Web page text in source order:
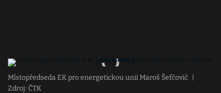
Místopředseda EK pro energetickou unii Maroš Šefčovič
Zdroj: ČTK